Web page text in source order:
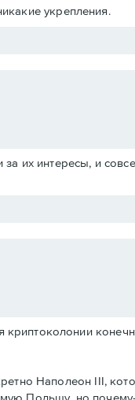
укрепления.
их интересы, и
Наполеон III,